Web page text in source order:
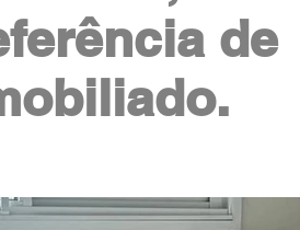
de